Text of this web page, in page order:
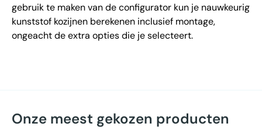
gebruik te maken van de configurator kun je nauwkeurig
kunststof kozijnen berekenen inclusief montage,
ongeacht de extra opties die je selecteert.
Onze meest gekozen producten